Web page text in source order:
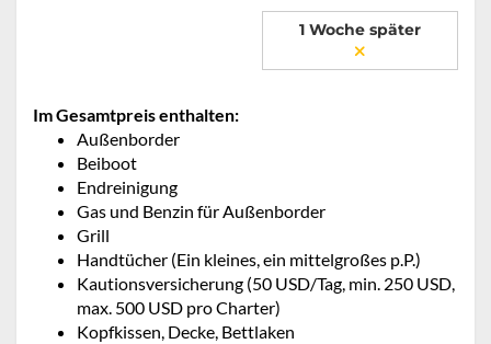
1 Woche später
Im Gesamtpreis enthalten:
Außenborder
Beiboot
Endreinigung
Gas und Benzin für Außenborder
Grill
Handtücher (Ein kleines, ein mittelgroßes p.P.)
Kautionsversicherung (50 USD/Tag, min. 250 USD,
max. 500 USD pro Charter)
Kopfkissen, Decke, Bettlaken